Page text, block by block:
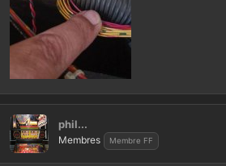
phil...
Membres Membre FF